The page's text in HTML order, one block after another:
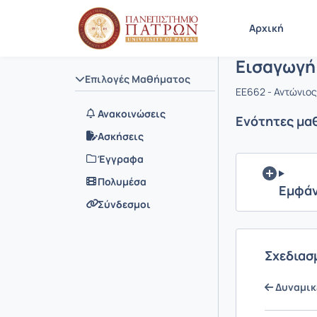
Αρχική
Επιλογές Μαθήματος
Ανακοινώσεις
Ασκήσεις
Έγγραφα
Πολυμέσα
Σύνδεσμοι
Αρχική Σελίδα
Μάθημα :
Κωδικός :
EE662 -
Ενότητες